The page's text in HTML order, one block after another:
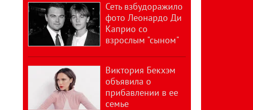
Сеть взбудоражило
фото Леонардо Ди
Каприо со
взрослым "сыном"
Виктория Бекхэм
объявила о
прибавлении в ее
семье